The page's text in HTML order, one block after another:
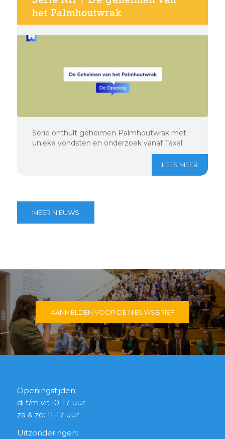
het Palmhoutwrak
Serie onthult geheimen Palmhoutwrak met
unieke vondsten en onderzoek vanaf Texel.
LEES MEER
MEER NIEUWS
AANMELDEN VOOR DE NIEUWSBRIEF
Openingstijden:
di t/m vr: 10-17 uur
za & zo: 11-17 uur
Uitzonderingen: